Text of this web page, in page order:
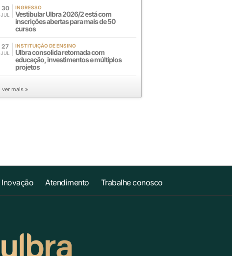
30
JUL
INGRESSO
Vestibular Ulbra 2026/2 está com
inscrições abertas para mais de 50
cursos
27
JUL
INSTITUIÇÃO DE ENSINO
Ulbra consolida retomada com
educação, investimentos e múltiplos
projetos
ver mais »
Inovação Atendimento Trabalhe conosco